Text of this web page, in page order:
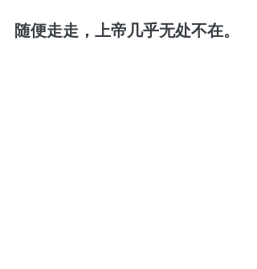
随便走走，上帝几乎无处不在。